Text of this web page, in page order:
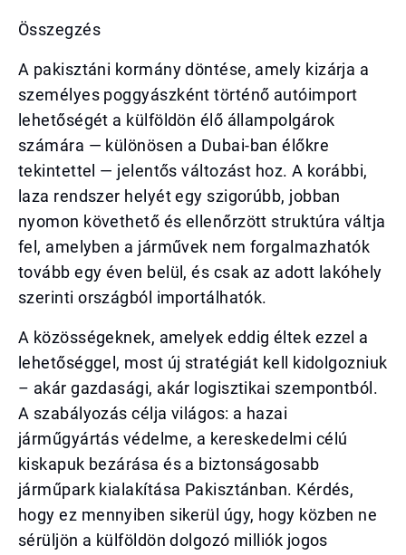
Összegzés
A pakisztáni kormány döntése, amely kizárja a
személyes poggyászként történő autóimport
lehetőségét a külföldön élő állampolgárok
számára — különösen a Dubai-ban élőkre
tekintettel — jelentős változást hoz. A korábbi,
laza rendszer helyét egy szigorúbb, jobban
nyomon követhető és ellenőrzött struktúra váltja
fel, amelyben a járművek nem forgalmazhatók
tovább egy éven belül, és csak az adott lakóhely
szerinti országból importálhatók.
A közösségeknek, amelyek eddig éltek ezzel a
lehetőséggel, most új stratégiát kell kidolgozniuk
– akár gazdasági, akár logisztikai szempontból.
A szabályozás célja világos: a hazai
járműgyártás védelme, a kereskedelmi célú
kiskapuk bezárása és a biztonságosabb
járműpark kialakítása Pakisztánban. Kérdés,
hogy ez mennyiben sikerül úgy, hogy közben ne
sérüljön a külföldön dolgozó milliók jogos